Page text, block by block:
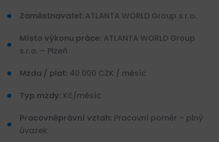
Zaměstnavatel: ATLANTA WORLD Group s.r.o.
Místo výkonu práce: ATLANTA WORLD Group
s.r.o. – Plzeň
Mzda / plat: 40 000 CZK / měsíc
Typ mzdy: Kč/měsíc
Pracovněprávní vztah: Pracovní poměr – plný
úvazek